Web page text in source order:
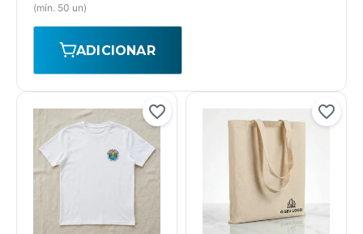
(mín. 50 un)
ADICIONAR